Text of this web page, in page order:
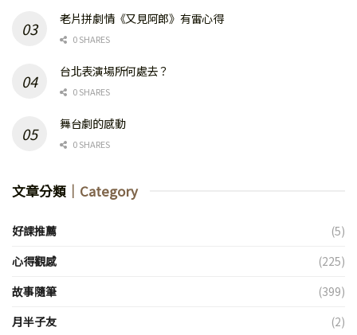
老片拼劇情《又見阿郎》有雷心得
0 SHARES
台北表演場所何處去？
0 SHARES
舞台劇的感動
0 SHARES
文章分類 ｜Category
好課推薦
(5)
心得觀感
(225)
故事隨筆
(399)
月半子友
(2)